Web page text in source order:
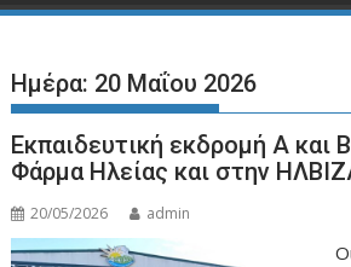
Ημέρα: 20 Μαΐου 2026
Εκπαιδευτική εκδρομή Α και
Φάρμα Ηλείας και στην
20/05/2026 admin